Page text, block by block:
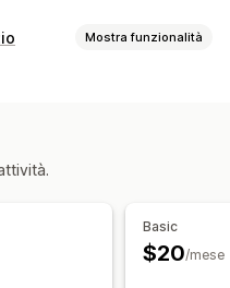
Migrazione dei dati
Mostra funzionalità
Basic
$20/mese